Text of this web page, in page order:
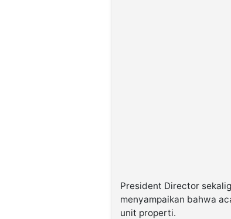
President Director
menyampaikan bahwa
unit properti.